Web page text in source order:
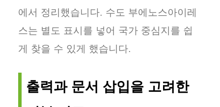
에서 정리했습니다. 수도 부에노스아이레
스는 별도 표시를 넣어 국가 중심지를 쉽
게 찾을 수 있게 했습니다.
출력과 문서 삽입을 고려한